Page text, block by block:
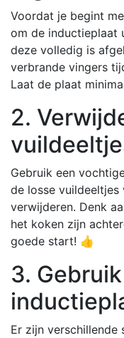
Voordat je begint
om de inductieplaat
deze volledig is
verbrande vingers
Laat de plaat
2.
Gebruik een
de losse
verwijderen. Denk
het koken zijn
goede start! 👍
3.
Er zijn verschillende